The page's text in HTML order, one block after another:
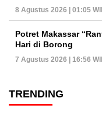
8 Agustus 2026 | 01:05
Potret Makassar
Hari di Borong
7 Agustus 2026 | 16:56
TRENDING